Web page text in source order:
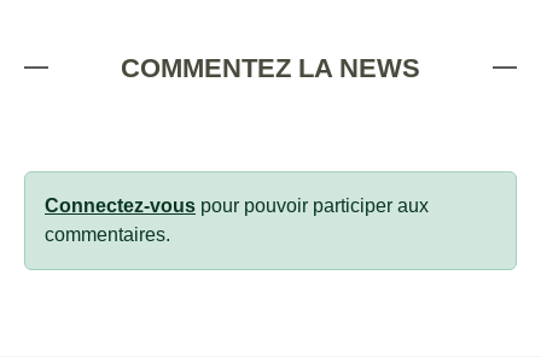
COMMENTEZ LA NEWS
Connectez-vous pour pouvoir participer aux
commentaires.